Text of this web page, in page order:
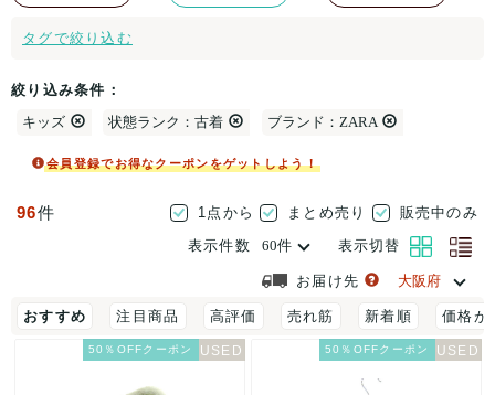
タグで絞り込む
絞り込み条件：
キッズ 状態ランク：古着 ブランド：ZARA
会員登録でお得なクーポンをゲットしよう！
96件 1点から まとめ売り
販売中のみ
表示件数
表示切替
お届け先
おすすめ 注目商品 高評価 売れ筋 新着順 価格が
50％OFFクーポン 50％OFFクーポン